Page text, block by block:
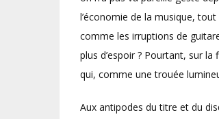
l’économie de la musique,
comme les irruptions de
plus d’espoir ? Pourtant, sur
qui, comme une trouée
Aux antipodes du titre et du